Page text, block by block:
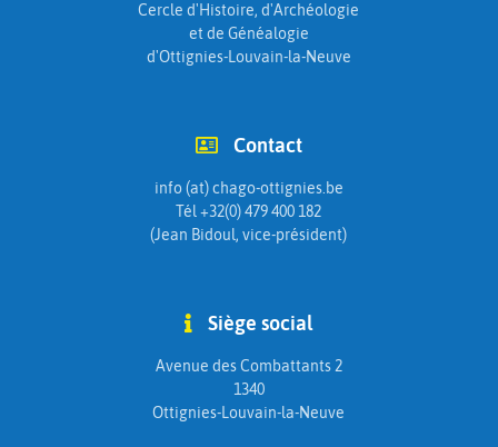
Cercle d'Histoire, d'Archéologie
et de Généalogie
d'Ottignies-Louvain-la-Neuve
Contact
info (at) chago-ottignies.be
Tél +32(0) 479 400 182
(Jean Bidoul, vice-président)
Siège social
Avenue des Combattants 2
1340
Ottignies-Louvain-la-Neuve